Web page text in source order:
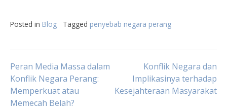
Posted in Blog Tagged penyebab negara perang
Post
navigation
Peran Media Massa dalam
Konflik Negara Perang:
Memperkuat atau
Memecah Belah?
Konflik Negara dan
Implikasinya terhadap
Kesejahteraan Masyarakat